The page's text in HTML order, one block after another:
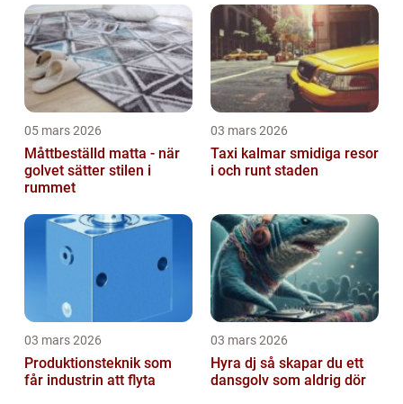
05 mars 2026
Måttbeställd matta - när
golvet sätter stilen i
rummet
03 mars 2026
Taxi kalmar smidiga resor
i och runt staden
03 mars 2026
Produktionsteknik som
får industrin att flyta
03 mars 2026
Hyra dj så skapar du ett
dansgolv som aldrig dör